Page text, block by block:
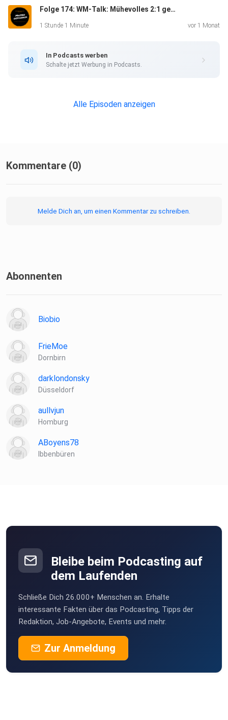
Folge 174: WM-Talk: Mühevolles 2:1 gegen die Elfenbeinküste - Massengeschnack
1 Stunde 1 Minute vor 1 Monat
In Podcasts werben
Schalte jetzt Werbung in Podcasts.
Alle Episoden anzeigen
Kommentare (0)
Melde Dich an, um einen Kommentar zu schreiben.
Abonnenten
Biobio
FrieMoe
Dornbirn
darklondonsky
Düsseldorf
aullvjun
Homburg
ABoyens78
Ibbenbüren
Bleibe beim Podcasting auf
dem Laufenden
Schließe Dich 26.000+ Menschen an. Erhalte
interessante Fakten über das Podcasting, Tipps der
Redaktion, Job-Angebote, Events und mehr.
Zur Anmeldung